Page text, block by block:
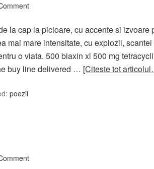
la cap la picioare, cu accente si izvoare
mai mare intensitate, cu explozii, scantei
o viata. 500 biaxin xl 500 mg
buy line delivered … [Citeste tot
poezii